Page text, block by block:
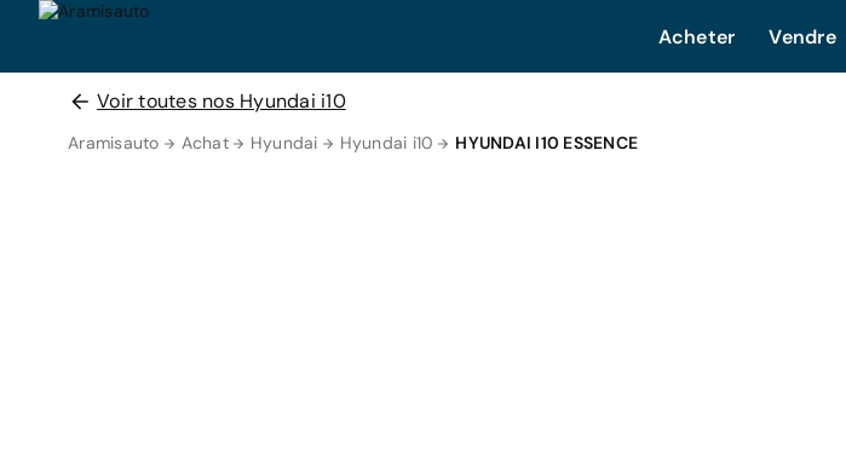
Acheter Vendre
Voir toutes nos Hyundai i10
Aramisauto Achat Hyundai Hyundai i10 HYUNDAI I10 ESSENCE